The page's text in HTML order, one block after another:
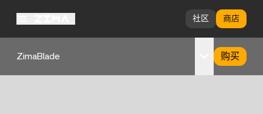
社区 商店
ZimaBlade 购买